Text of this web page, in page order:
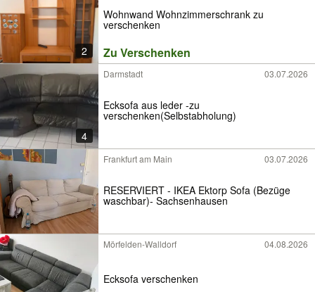
2
Wohnwand Wohnzimmerschrank zu
verschenken
Zu Verschenken
4
Darmstadt 03.07.2026
Ecksofa aus leder -zu
verschenken(Selbstabholung)
Frankfurt am Main 03.07.2026
RESERVIERT - IKEA Ektorp Sofa (Bezüge
waschbar)- Sachsenhausen
Mörfelden-Walldorf 04.08.2026
Ecksofa verschenken